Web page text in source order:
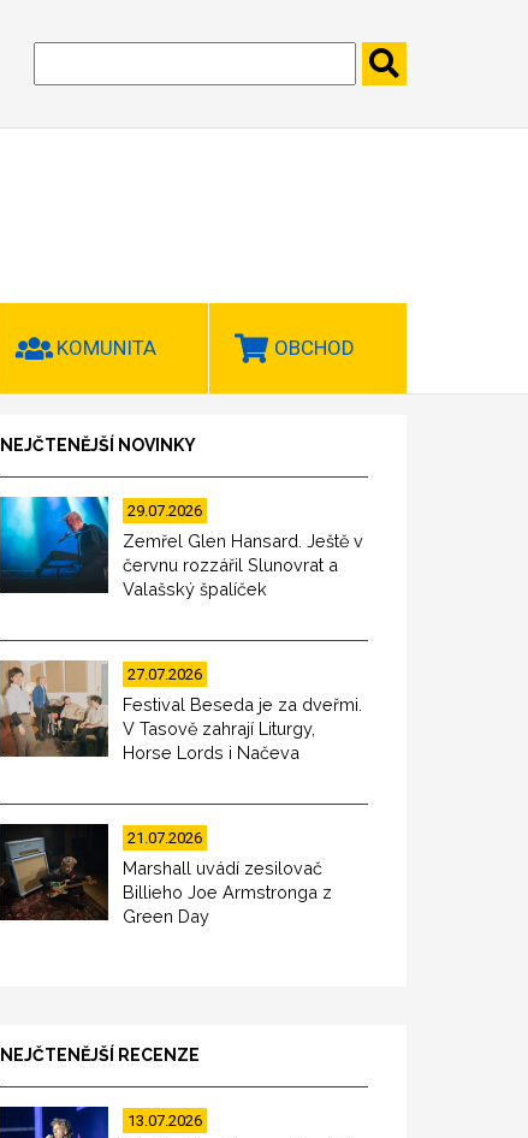
KOMUNITA OBCHOD
NEJČTENĚJŠÍ NOVINKY
29.07.2026
Zemřel Glen Hansard. Ještě v
červnu rozzářil Slunovrat a
Valašský špalíček
27.07.2026
Festival Beseda je za dveřmi.
V Tasově zahrají Liturgy,
Horse Lords i Načeva
21.07.2026
Marshall uvádí zesilovač
Billieho Joe Armstronga z
Green Day
NEJČTENĚJŠÍ RECENZE
13.07.2026